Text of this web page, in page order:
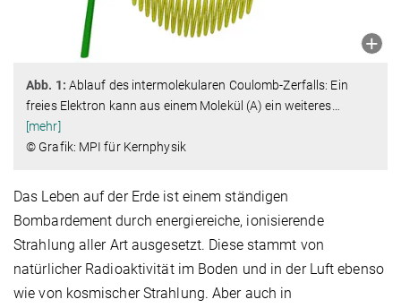
Abb. 1: Ablauf des intermolekularen Coulomb-Zerfalls: Ein
freies Elektron kann aus einem Molekül (A) ein weiteres…
[mehr]
© Grafik: MPI für Kernphysik
Das Leben auf der Erde ist einem ständigen
Bombardement durch energiereiche, ionisierende
Strahlung aller Art ausgesetzt. Diese stammt von
natürlicher Radioaktivität im Boden und in der Luft ebenso
wie von kosmischer Strahlung. Aber auch in